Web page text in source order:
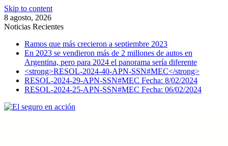
Skip to content
8 agosto, 2026
Noticias Recientes
Ramos que más crecieron a septiembre 2023
En 2023 se vendieron más de 2 millones de autos en
Argentina, pero para 2024 el panorama sería diferente
<strong>RESOL-2024-40-APN-SSN#MEC</strong>
RESOL-2024-29-APN-SSN#MEC Fecha: 8/02/2024
RESOL-2024-25-APN-SSN#MEC Fecha: 06/02/2024